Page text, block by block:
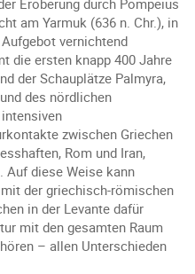
Eroberung durch Pompeius
am Yarmuk (636 n. Chr.), in
vernichtend
die ersten knapp 400 Jahre
der Schauplätze Palmyra,
des nördlichen
zwischen Griechen
Rom und Iran,
Auf diese Weise kann
der griechisch-römischen
in der Levante dafür
mit den gesamten Raum
– allen Unterschieden